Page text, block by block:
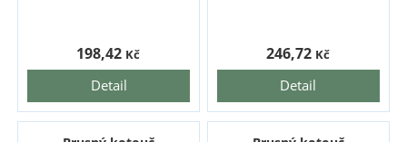
Detail
198,42 Kč
Detail
246,72 Kč